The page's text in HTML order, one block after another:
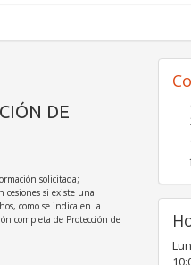
DE
solicitada;
cesiones si existe una
como se indica en la
completa de Protección de